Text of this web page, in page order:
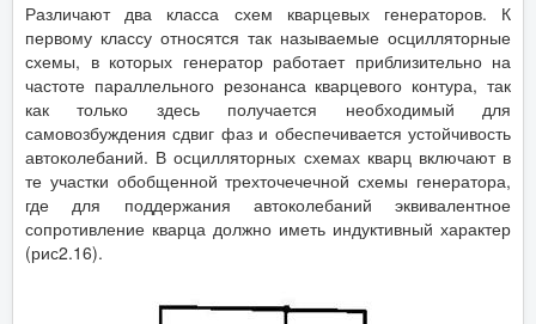
Различают два класса схем кварцевых генераторов. К
первому классу относятся так называемые осцилляторные
схемы, в которых генератор работает приблизительно на
частоте параллельного резонанса кварцевого контура, так
как только здесь получается необходимый для
самовозбуждения сдвиг фаз и обеспечивается устойчивость
автоколебаний. В осцилляторных схемах кварц включают в
те участки обобщенной трехточечечной схемы генератора,
где для поддержания автоколебаний эквивалентное
сопротивление кварца должно иметь индуктивный характер
(рис2.16).